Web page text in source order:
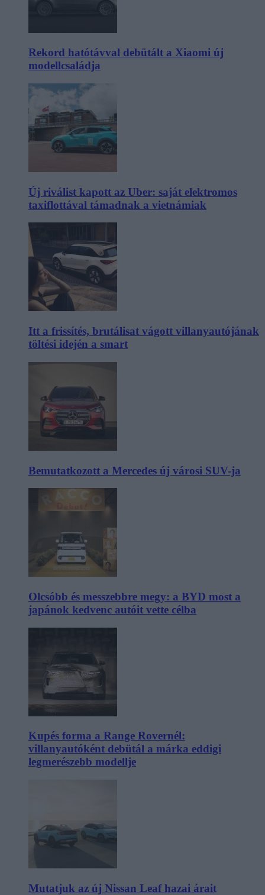
Rekord hatótávval debütált a Xiaomi új
modellcsaládja
Új riválist kapott az Uber: saját elektromos
taxiflottával támadnak a vietnámiak
Itt a frissítés, brutálisat vágott villanyautójának
töltési idején a smart
Bemutatkozott a Mercedes új városi SUV-ja
Olcsóbb és messzebbre megy: a BYD most a
japánok kedvenc autóit vette célba
Kupés forma a Range Rovernél:
villanyautóként debütál a márka eddigi
legmerészebb modellje
Mutatjuk az új Nissan Leaf hazai árait